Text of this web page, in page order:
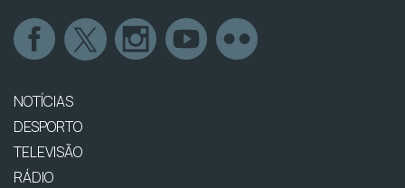
NOTÍCIAS
DESPORTO
TELEVISÃO
RÁDIO